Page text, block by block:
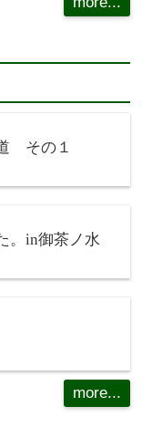
その１
。in御茶ノ水
more...